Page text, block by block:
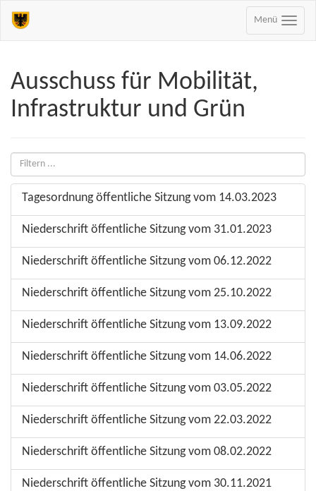
Menü
Ausschuss für Mobilität,
Infrastruktur und Grün
Tagesordnung öffentliche Sitzung vom 14.03.2023
Niederschrift öffentliche Sitzung vom 31.01.2023
Niederschrift öffentliche Sitzung vom 06.12.2022
Niederschrift öffentliche Sitzung vom 25.10.2022
Niederschrift öffentliche Sitzung vom 13.09.2022
Niederschrift öffentliche Sitzung vom 14.06.2022
Niederschrift öffentliche Sitzung vom 03.05.2022
Niederschrift öffentliche Sitzung vom 22.03.2022
Niederschrift öffentliche Sitzung vom 08.02.2022
Niederschrift öffentliche Sitzung vom 30.11.2021